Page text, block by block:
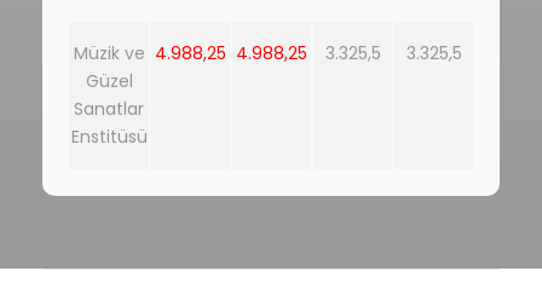
Müzik ve
Güzel
Sanatlar
Enstitüsü
4.988,25 4.988,25 3.325,5 3.325,5